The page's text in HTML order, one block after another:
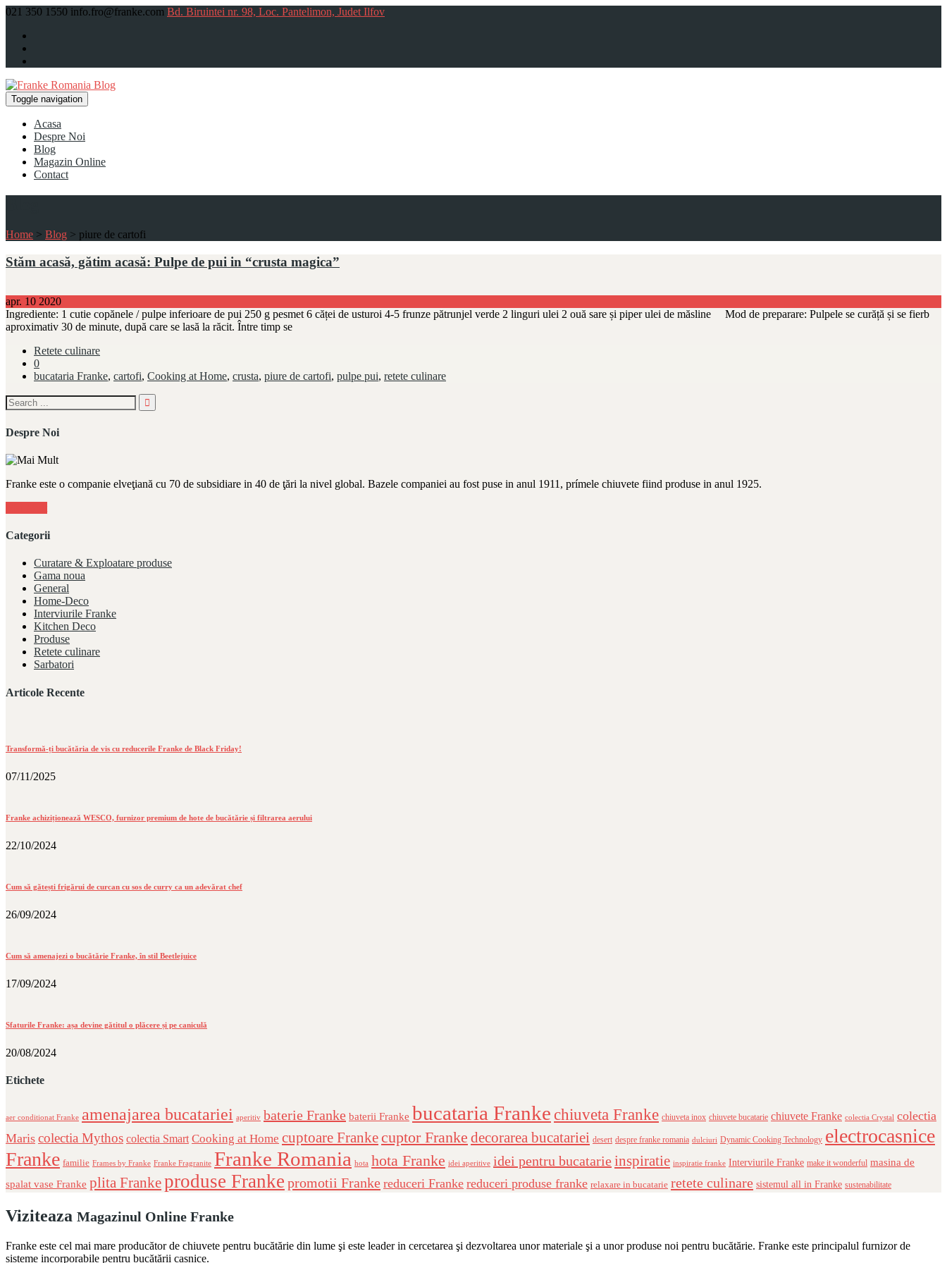
021 350 1550 info.fro@franke.com Bd. Biruintei nr. 98, Loc. Pantelimon, Judet Ilfov
Toggle navigation
Acasa
Despre Noi
Blog
Magazin Online
Contact
Home > Blog > piure de cartofi
Stăm acasă, gătim acasă: Pulpe de pui in “crusta magica”
apr. 10 2020
Ingrediente: 1 cutie copănele / pulpe inferioare de pui 250 g pesmet 6 căței de usturoi 4-5 frunze pătrunjel verde 2 linguri ulei 2 ouă sare și piper ulei de măsline Mod de preparare: Pulpele se curăță și se fierb
aproximativ 30 de minute, după care se lasă la răcit. Între timp se
Retete culinare
0
bucataria Franke, cartofi, Cooking at Home, crusta, piure de cartofi, pulpe pui, retete culinare
Despre Noi
Franke este o companie elveţiană cu 70 de subsidiare in 40 de ţări la nivel global. Bazele companiei au fost puse in anul 1911, prímele chiuvete fiind produse in anul 1925.
Categorii
Curatare & Exploatare produse
Gama noua
General
Home-Deco
Interviurile Franke
Kitchen Deco
Produse
Retete culinare
Sarbatori
Articole Recente
Transformă-ți bucătăria de vis cu reducerile Franke de Black Friday!
07/11/2025
Franke achiziționează WESCO, furnizor premium de hote de bucătărie și filtrarea aerului
22/10/2024
Cum să gătești frigărui de curcan cu sos de curry ca un adevărat chef
26/09/2024
Cum să amenajezi o bucătărie Franke, în stil Beetlejuice
17/09/2024
Sfaturile Franke: așa devine gătitul o plăcere și pe caniculă
20/08/2024
Etichete
aer conditionat Franke amenajarea bucatariei aperitiv baterie Franke baterii Franke bucataria Franke chiuveta Franke chiuveta inox chiuvete bucatarie chiuvete Franke colectia Crystal colectia
Maris colectia Mythos colectia Smart Cooking at Home cuptoare Franke cuptor Franke decorarea bucatariei desert despre franke romania dulciuri Dynamic Cooking Technology electrocasnice
Franke familie Frames by Franke Franke Fragranite Franke Romania hota hota Franke idei aperitive idei pentru bucatarieinspiratie inspiratie franke Interviurile Franke make it wonderful masina de
spalat vase Franke plita Frankeproduse Franke promotii Franke reduceri Franke reduceri produse franke relaxare in bucatarie retete culinare sistemul all in Franke sustenabilitate
Viziteaza Magazinul Online Franke
Franke este cel mai mare producător de chiuvete pentru bucătărie din lume şi este leader in cercetarea şi dezvoltarea unor materiale şi a unor produse noi pentru bucătărie. Franke este principalul furnizor de
sisteme incorporabile pentru bucătării casnice.